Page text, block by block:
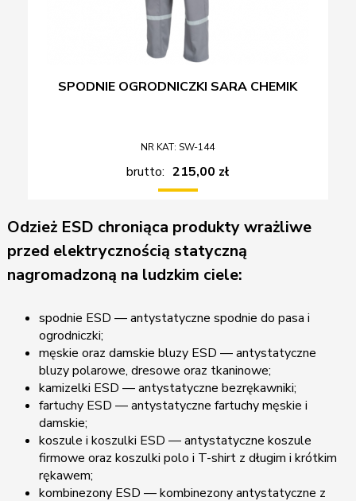
SPODNIE OGRODNICZKI SARA CHEMIK
NR KAT: SW-144
brutto: 215,00 zł
Odzież ESD chroniąca produkty wrażliwe
przed elektrycznością statyczną
nagromadzoną na ludzkim ciele:
spodnie ESD — antystatyczne spodnie do pasa i
ogrodniczki;
męskie oraz damskie bluzy ESD — antystatyczne
bluzy polarowe, dresowe oraz tkaninowe;
kamizelki ESD — antystatyczne bezrękawniki;
fartuchy ESD — antystatyczne fartuchy męskie i
damskie;
koszule i koszulki ESD — antystatyczne koszule
firmowe oraz koszulki polo i T-shirt z długim i krótkim
rękawem;
kombinezony ESD — kombinezony antystatyczne z